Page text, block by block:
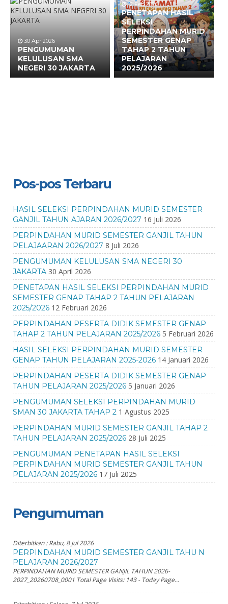
30 Apr 2026
PENGUMUMAN
KELULUSAN SMA
NEGERI 30 JAKARTA
12 Feb 2026
PENETAPAN HASIL
SELEKSI
PERPINDAHAN MURID
SEMESTER GENAP
TAHAP 2 TAHUN
PELAJARAN
2025/2026
Pos-pos Terbaru
HASIL SELEKSI PERPINDAHAN MURID SEMESTER
GANJIL TAHUN AJARAN 2026/2027 16 Juli 2026
PERPINDAHAN MURID SEMESTER GANJIL TAHUN
PELAJAARAN 2026/2027 8 Juli 2026
PENGUMUMAN KELULUSAN SMA NEGERI 30
JAKARTA 30 April 2026
PENETAPAN HASIL SELEKSI PERPINDAHAN MURID
SEMESTER GENAP TAHAP 2 TAHUN PELAJARAN
2025/2026 12 Februari 2026
PERPINDAHAN PESERTA DIDIK SEMESTER GENAP
TAHAP 2 TAHUN PELAJARAN 2025/2026 5 Februari 2026
HASIL SELEKSI PERPINDAHAN MURID SEMESTER
GENAP TAHUN PELAJARAN 2025-2026 14 Januari 2026
PERPINDAHAN PESERTA DIDIK SEMESTER GENAP
TAHUN PELAJARAN 2025/2026 5 Januari 2026
PENGUMUMAN SELEKSI PERPINDAHAN MURID
SMAN 30 JAKARTA TAHAP 2 1 Agustus 2025
PERPINDAHAN MURID SEMESTER GANJIL TAHAP 2
TAHUN PELAJARAN 2025/2026 28 Juli 2025
PENGUMUMAN PENETAPAN HASIL SELEKSI
PERPINDAHAN MURID SEMESTER GANJIL TAHUN
PELAJARAN 2025/2026 17 Juli 2025
Pengumuman
Diterbitkan :Rabu, 8 Jul 2026
PERPINDAHAN MURID SEMESTER GANJIL TAHU N
PELAJARAN 2026/2027
PERPINDAHAN MURID SEMESTER GANJIL TAHUN 2026-
2027_20260708_0001 Total Page Visits: 143 - Today Page...